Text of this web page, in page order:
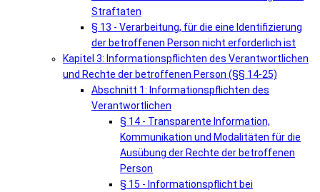
Straftaten
§ 13 - Verarbeitung, für die eine Identifizierung
der betroffenen Person nicht erforderlich ist
Kapitel 3: Informationspflichten des Verantwortlichen
und Rechte der betroffenen Person (§§ 14-25)
Abschnitt 1: Informationspflichten des
Verantwortlichen
§ 14 - Transparente Information,
Kommunikation und Modalitäten für die
Ausübung der Rechte der betroffenen
Person
§ 15 - Informationspflicht bei